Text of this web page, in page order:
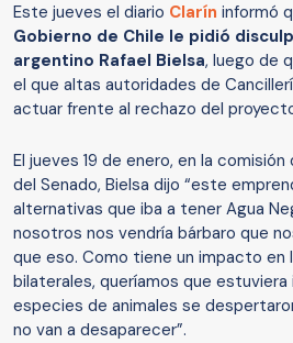
Este jueves el diario Clarín informó
Gobierno de Chile le pidió
argentino Rafael Bielsa, luego de
el que altas autoridades de
actuar frente al rechazo del
El jueves 19 de enero, en la
del Senado, Bielsa dijo “este
alternativas que iba a tener Agua
nosotros nos vendría bárbaro que
que eso. Como tiene un impacto en
bilaterales, queríamos que
especies de animales se
no van a desaparecer”.